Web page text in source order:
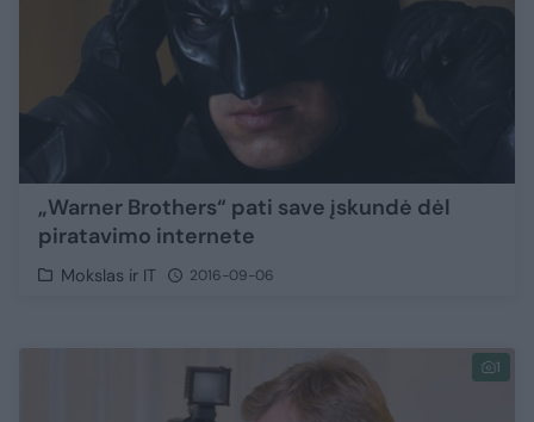
„Warner Brothers“ pati save įskundė dėl
piratavimo internete
Mokslas ir IT 2016-09-06
1